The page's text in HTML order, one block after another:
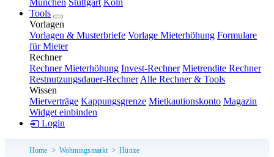
München Stuttgart Köln
Tools
Vorlagen
Vorlagen & Musterbriefe Vorlage Mieterhöhung Formulare
für Mieter
Rechner
Rechner Mieterhöhung Invest-Rechner Mietrendite Rechner
Restnutzungsdauer-Rechner Alle Rechner & Tools
Wissen
Mietverträge Kappungsgrenze Mietkautionskonto Magazin
Widget einbinden
Login
Home Wohnungsmarkt Hünxe